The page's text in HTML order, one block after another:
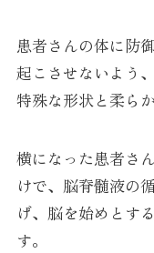
患者さんの体に防
起こさせないよう
特殊な形状と柔ら
横になった患者さ
けで、脳脊髄液の
げ、脳を始めとす
す。